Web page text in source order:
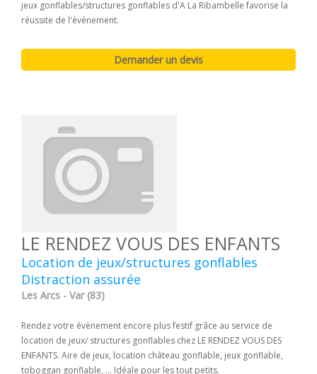
jeux gonflables/structures gonflables d'A La Ribambelle favorise la
réussite de l'évènement.
LE RENDEZ VOUS DES ENFANTS
Location de jeux/structures gonflables
Distraction assurée
Les Arcs - Var (83)
Rendez votre évènement encore plus festif grâce au service de
location de jeux/ structures gonflables chez LE RENDEZ VOUS DES
ENFANTS. Aire de jeux, location château gonflable, jeux gonflable,
toboggan gonflable, ... Idéale pour les tout petits.